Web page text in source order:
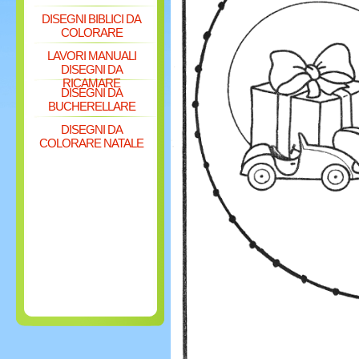
DISEGNI BIBLICI DA
COLORARE
LAVORI MANUALI
DISEGNI DA
RICAMARE
DISEGNI DA
BUCHERELLARE
DISEGNI DA
COLORARE NATALE